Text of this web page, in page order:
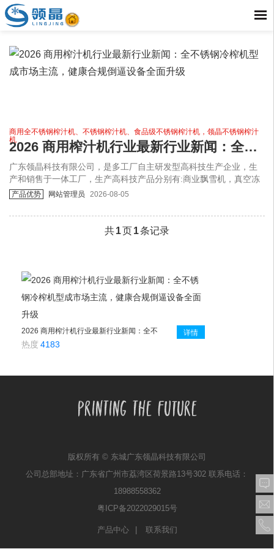
商用全不锈钢榨汁机、不锈钢榨汁机、食品级不锈钢榨汁机，领晶不锈钢榨汁
机
2026 商用榨汁机行业最新行业新闻：全不锈钢冷榨机型成市场主流，健康合规倒逼设备全面升级
​广东领晶科技有限公司，是多工厂自主研发型高科技生产企业，生
产和销售于一体工厂，生产高科技产品分别有:商业飘雪机，真空冻
干机，真空油炸机，商用榨汁机，商用原汁机，商用柠檬机，大型
菜机，长龙洗碗机，飘雪机，切菜机等保鲜技术产品，产品远销全
国各地及全球40多个国家和地址，是冻干机行业撑握核心节能技术
产品优势 网站管理员 2026-08-05
共1页1条记录
详情
2026 商用榨汁机行业最新行业新闻：全不
锈钢冷榨机型成市场主流，健康合规倒逼
热度 4183
版权所有 © 东城广东领晶科技有限公司
公司总部地址：广东省广州市荔湾区荷景路13号302 联系电话：
18988558362
粤ICP备2022029015号
产品中心 联系我们